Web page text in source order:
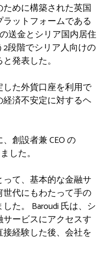
めに構築された英国
ットフォームである
送金とシリア国内居住
段階でシリア人向けの
発表した。
た外貨口座を利用で
済不安定に対するヘ
創設者兼 CEO の
した。
て、基本的な金融サ
代にもわたって手の
た。 Baroudi 氏は、シ
ービスにアクセスす
経験した後、会社を